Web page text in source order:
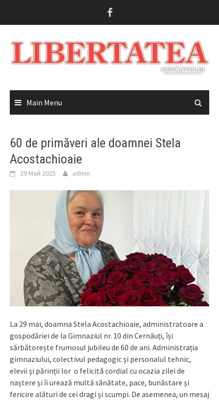
Main Menu
60 de primăveri ale doamnei Stela
Acostachioaie
29 Май 2025 admin
La 29 mai, doamna Stela Acostachioaie, administratoare a
gospodăriei de la Gimnaziul nr. 10 din Cernăuți, își
sărbătorește frumosul jubileu de 60 de ani. Administrația
gimnaziului, colectivul pedagogic și personalul tehnic,
elevii și părinții lor o felicită cordial cu ocazia zilei de
naștere și îi urează multă sănătate, pace, bunăstare și
fericire alături de cei dragi și scumpi. De asemenea, un mesaj